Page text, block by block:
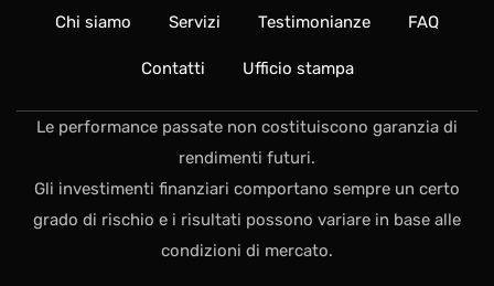
Chi siamo Servizi Testimonianze FAQ
Contatti Ufficio stampa
Le performance passate non costituiscono garanzia di
rendimenti futuri.
Gli investimenti finanziari comportano sempre un certo
grado di rischio e i risultati possono variare in base alle
condizioni di mercato.